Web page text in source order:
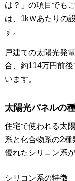
は？」の項目でも
は、1kＷあたりの
す。
戸建ての太陽光発
合、約114万円前
います。
太陽光パネルの
住宅で使われる太
系と化合物系の2種
優れたシリコン系
シリコン系の特徴